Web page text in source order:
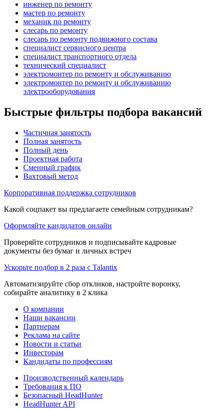
инженер по ремонту
мастер по ремонту
механик по ремонту
слесарь по ремонту
слесарь по ремонту подвижного состава
специалист сервисного центра
специалист транспортного отдела
технический специалист
электромонтер по ремонту и обслуживанию
электромонтер по ремонту и обслуживанию
электрооборудования
Быстрые фильтры подбора вакансий
Частичная занятость
Полная занятость
Полный день
Проектная работа
Сменный график
Вахтовый метод
Корпоративная поддержка сотрудников
Какой соцпакет вы предлагаете семейным сотрудникам?
Оформляйте кандидатов онлайн
Проверяйте сотрудников и подписывайте кадровые
документы без бумаг и личных встреч
Ускорьте подбор в 2 раза с Talantix
Автоматизируйте сбор откликов, настройте воронку,
собирайте аналитику в 2 клика
О компании
Наши вакансии
Партнерам
Реклама на сайте
Новости и статьи
Инвесторам
Кандидаты по профессиям
Производственный календарь
Требования к ПО
Безопасный HeadHunter
HeadHunter API